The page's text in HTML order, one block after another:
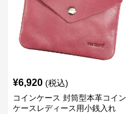
¥6,920 (税込)
コインケース 封筒型本革コイン
ケースレディース用小銭入れ